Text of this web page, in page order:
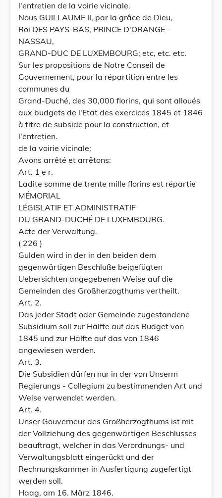
l'entretien de la voirie vicinale.
Nous GUILLAUME II, par la grâce de Dieu,
Roi DES PAYS-BAS, PRINCE D'ORANGE -
NASSAU,
GRAND-DUC DE LUXEMBOURG; etc, etc. etc.
Sur les propositions de Notre Conseil de
Gouvernement, pour la répartition entre les
communes du
Grand-Duché, des 30,000 florins, qui sont alloués
aux budgets de l'Etat des exercices 1845 et 1846
à titre de subside pour la construction, et
l'entretien.
de la voirie vicinale;
Avons arrêté et arrêtons:
Art. 1 e r.
Ladite somme de trente mille florins est répartie
MÉMORIAL
LÉGISLATIF ET ADMINISTRATIF
DU GRAND-DUCHÉ DE LUXEMBOURG.
Acte der Verwaltung.
( 226 )
Gulden wird in der in den beiden dem
gegenwärtigen Beschluße beigefügten
Uebersichten angegebenen Weise auf die
Gemeinden des Großherzogthums vertheilt.
Art. 2.
Das jeder Stadt oder Gemeinde zugestandene
Subsidium soll zur Hälfte auf das Budget von
1845 und zur Hälfte auf das von 1846
angewiesen werden.
Art. 3.
Die Subsidien dürfen nur in der von Unserm
Regierungs - Collegium zu bestimmenden Art und
Weise verwendet werden.
Art. 4.
Unser Gouverneur des Großherzogthums ist mit
der Vollziehung des gegenwärtigen Beschlusses
beauftragt, welcher in das Verordnungs- und
Verwaltungsblatt eingerückt und der
Rechnungskammer in Ausfertigung zugefertigt
werden soll.
Haag, am 16. März 1846.